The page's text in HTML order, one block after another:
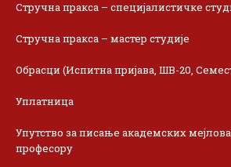
Стручна пракса – специјалистичке
Стручна пракса – мастер студије
Обрасци (Испитна пријава, ШВ-20,
Уплатница
Упутство за писање академских
професору